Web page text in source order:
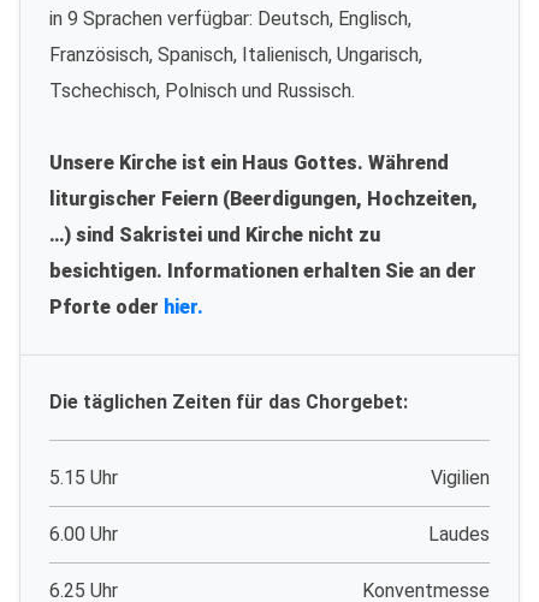
in 9 Sprachen verfügbar: Deutsch, Englisch,
Französisch, Spanisch, Italienisch, Ungarisch,
Tschechisch, Polnisch und Russisch.
Unsere Kirche ist ein Haus Gottes. Während
liturgischer Feiern (Beerdigungen, Hochzeiten,
…) sind Sakristei und Kirche nicht zu
besichtigen. Informationen erhalten Sie an der
Pforte oder hier.
Die täglichen Zeiten für das Chorgebet:
5.15 Uhr Vigilien
6.00 Uhr Laudes
6.25 Uhr Konventmesse